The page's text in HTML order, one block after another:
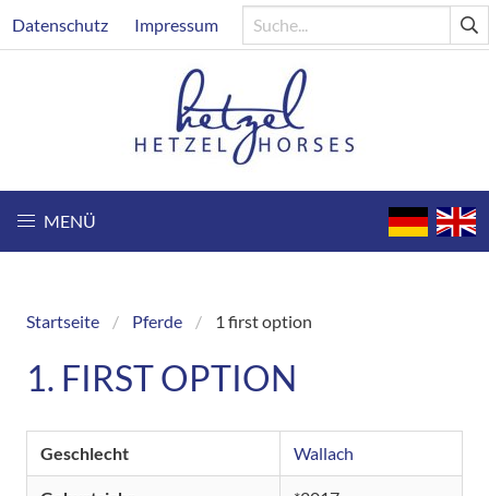
zum
Header
Datenschutz Impressum
MENÜ
Breadcrumb
Startseite Pferde 1 first option
1. FIRST OPTION
Geschlecht Wallach